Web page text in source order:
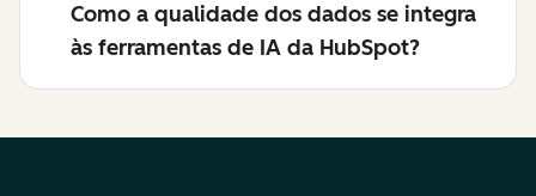
Como a qualidade dos dados se integra
às ferramentas de IA da HubSpot?